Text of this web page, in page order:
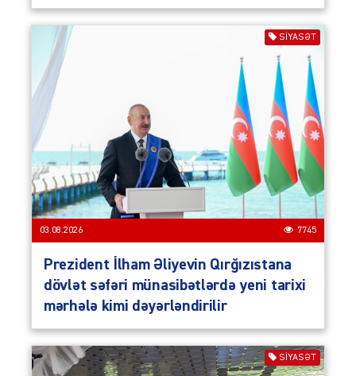
SIYASƏT
03.08.2026 7745
Prezident İlham Əliyevin Qırğızıstana
dövlət səfəri münasibətlərdə yeni tarixi
mərhələ kimi dəyərləndirilir
SIYASƏT